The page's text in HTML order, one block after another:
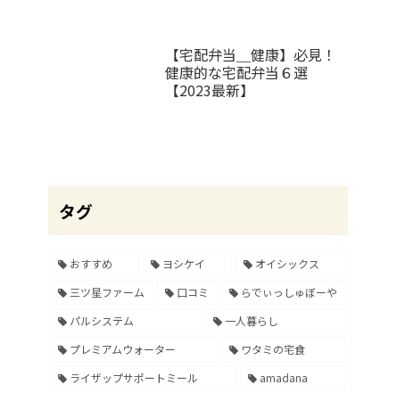
【宅配弁当＿健康】必見！
健康的な宅配弁当６選
【2023最新】
タグ
おすすめ ヨシケイ
オイシックス
三ツ星ファーム
口コミ
らでぃっしゅぼーや
パルシステム
一人暮らし
プレミアムウォーター
ワタミの宅食
ライザップサポートミール
amadana